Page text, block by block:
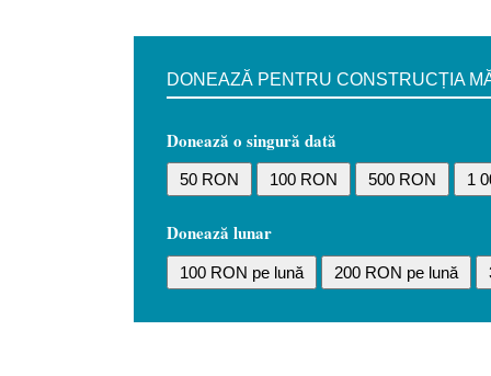
DONEAZĂ PENTRU CONSTRUCȚIA
Donează o singură dată
50 RON 100 RON 500 RON 1
Donează lunar
100 RON pe lună 200 RON pe lună